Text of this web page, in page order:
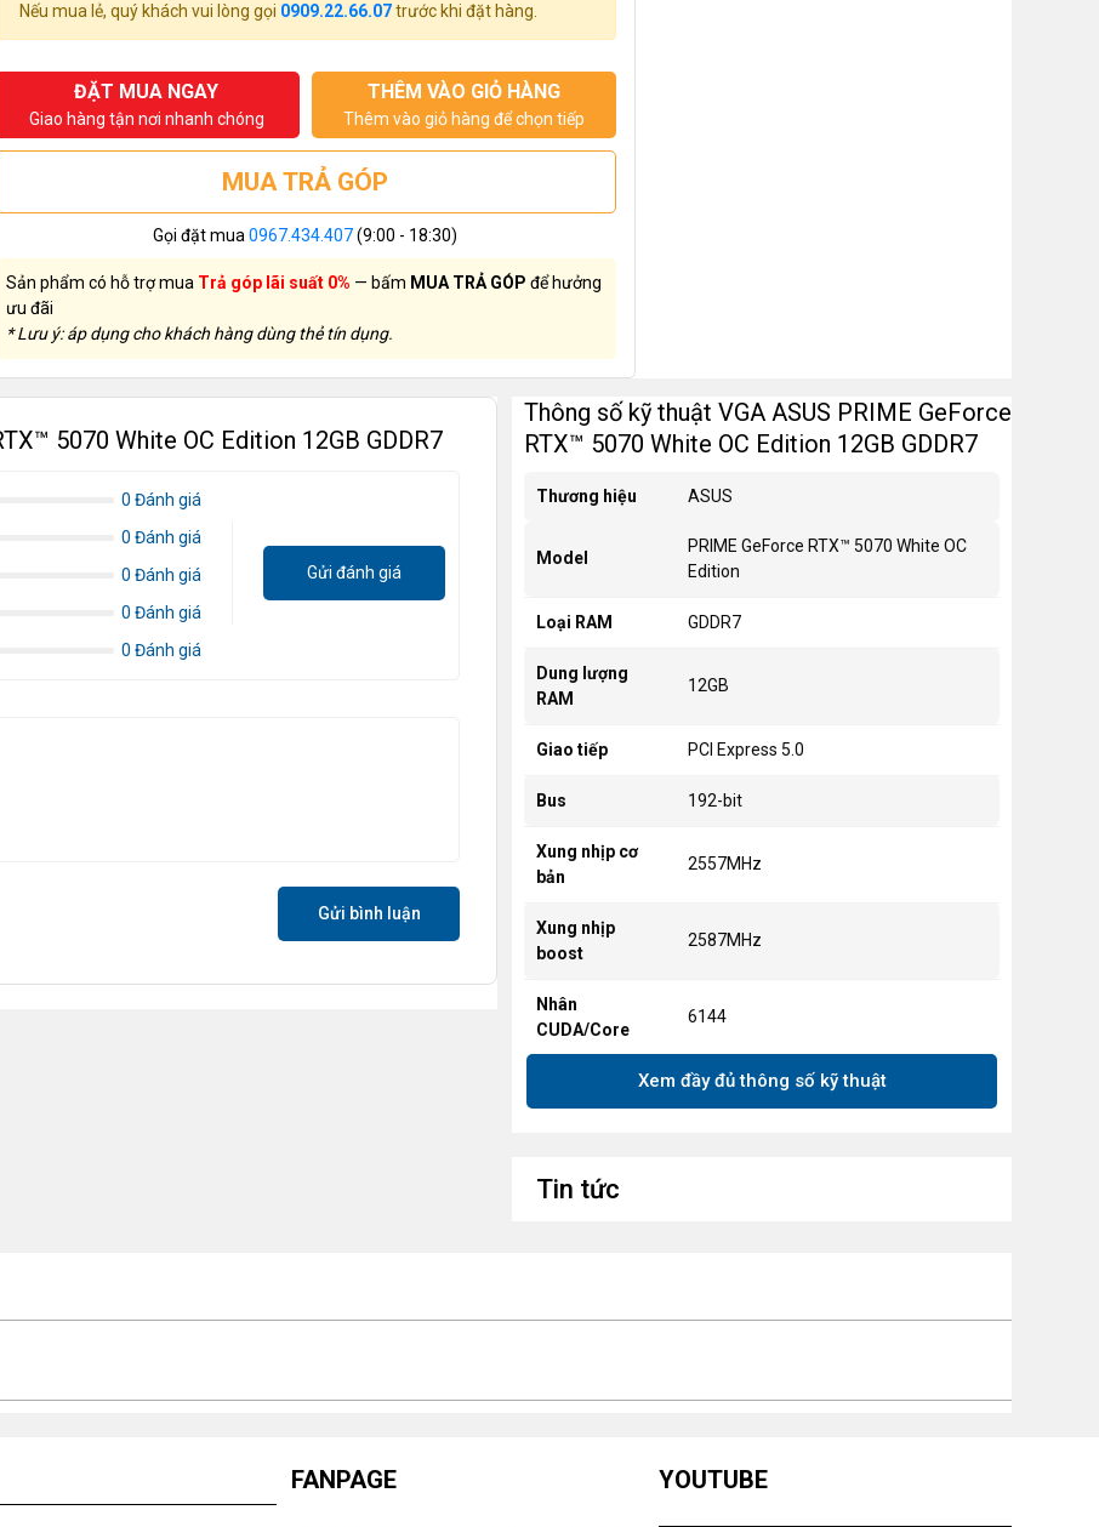
Nếu mua lẻ, quý khách vui lòng gọi 0909.22.66.07trước khi đặt hàng.
ĐẶT MUA NGAY
Giao hàng tận nơi nhanh chóng
THÊM VÀO GIỎ HÀNG
Thêm vào giỏ hàng để chọn tiếp
MUA TRẢ GÓP
Gọi đặt mua 0967.434.407(9:00 - 18:30)
Sản phẩm có hỗ trợ mua Trả góp lãi suất 0% — bấm MUA TRẢ GÓP để hưởng
ưu đãi
* Lưu ý: áp dụng cho khách hàng dùng thẻ tín dụng.
5070 White OC Edition 12GB GDDR7
0 Đánh giá
0 Đánh giá
0 Đánh giá
0 Đánh giá
0 Đánh giá
Gửi đánh giá
Gửi bình luận
Thông số kỹ thuật VGA ASUS PRIME GeForce
RTX™ 5070 White OC Edition 12GB GDDR7
Thương hiệu ASUS
Model
PRIME GeForce RTX™ 5070 White OC
Edition
Loại RAM GDDR7
Dung lượng
RAM
12GB
Giao tiếp PCI Express 5.0
Bus 192-bit
Xung nhịp cơ
bản
2557MHz
Xung nhịp
boost
2587MHz
Nhân
CUDA/Core
6144
Cổng xuất hình DisplayPort 2.1b x 3<br>HDMI 2.1b x 2
Xem đầy đủ thông số kỹ thuật
Tin tức
FANPAGE YOUTUBE